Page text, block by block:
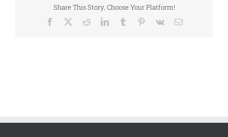
Share This Story, Choose Your Platform!
Facebook RedditLinkedInTumblr Pinterest
Vk Email